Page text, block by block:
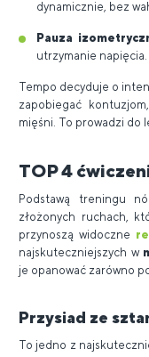
dynamicznie, bez
Pauza
utrzymanie napięcia.
Tempo decyduje o
zapobiegać
mięśni. To prowadzi do
TOP 4
Podstawą treningu
złożonych ruchach,
przynoszą widoczne
najskuteczniejszych w
je opanować zarówno
Przysiad ze
To jedno z